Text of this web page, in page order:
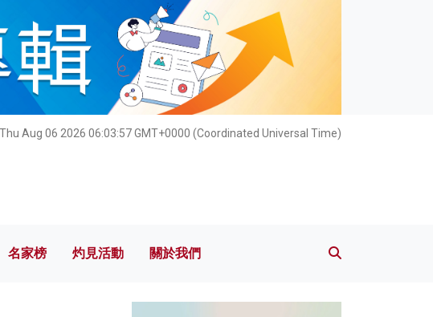
Thu Aug 06 2026 06:03:58 GMT+0000 (Coordinated Universal Time)
名家榜 灼見活動 關於我們
名家榜 灼見活動 關於我們